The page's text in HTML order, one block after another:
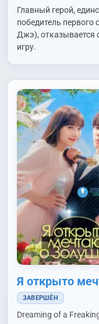
Jung Jae)
Ли Сохван
Won)
Пак Кюён
Hoon)
Сон Джиу
Сокхо (Jun Suk Ho)
Hyun/T.O.P.)
Главный герой,
победитель
Джэ), отказывается
игру.
Я открыто
ЗАВЕРШЁН
Dreaming of a